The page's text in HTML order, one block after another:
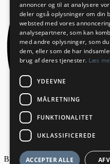
Bliv annoncør
annoncer og til at analysere
deler også oplysninger om din
websted med vores
analysepartnere, som kan
med andre oplysninger, som
dem, eller som de har
brug af deres tjenester. Læs
YDEEVNE
MÅLRETNING
FUNKTIONALITET
UKLASSIFICEREDE
ACCEPTER ALLE